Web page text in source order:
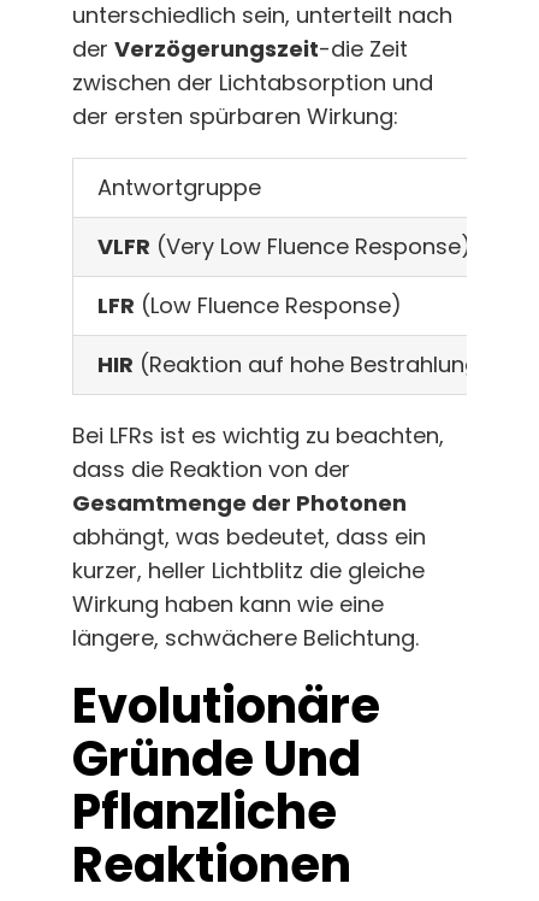
unterschiedlich sein, unterteilt nach
der Verzögerungszeit-die Zeit
zwischen der Lichtabsorption und
der ersten spürbaren Wirkung:
Antwortgruppe
VLFR (Very Low Fluence Response)
LFR (Low Fluence Response)
HIR (Reaktion auf hohe
Bei LFRs ist es wichtig zu beachten,
dass die Reaktion von der
Gesamtmenge der Photonen
abhängt, was bedeutet, dass ein
kurzer, heller Lichtblitz die gleiche
Wirkung haben kann wie eine
längere, schwächere Belichtung.
Evolutionäre
Gründe Und
Pflanzliche
Reaktionen